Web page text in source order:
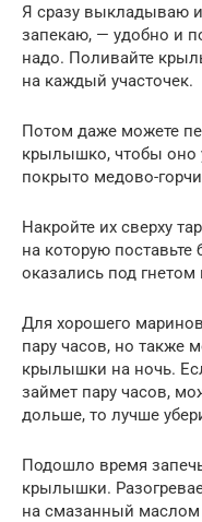
Я сразу выкладываю
запекаю, — удобно и
надо. Поливайте
на каждый участочек.
Потом даже можете
крылышко, чтобы оно
покрыто медово-
Накройте их сверху
на которую
оказались под
Для хорошего
пару часов, но также
крылышки на ночь.
займет пару часов,
дольше, то лучше
Подошло время
крылышки.
на смазанный